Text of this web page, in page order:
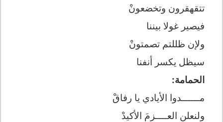
تتقهقرون وتخضعونْ
فيصير غولا بيننا
ولإن ظللتم تصمتونْ
سيظل يكسر أنفنا
الحمامة:
مــــــدوا الأيادي يا رفاقْ
ولنعلن العــــزمَ الأكيدْ